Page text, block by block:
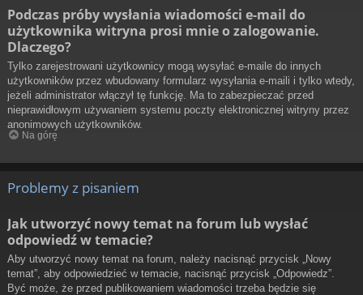
Podczas próby wysłania wiadomości e-mail do
użytkownika witryna prosi mnie o zalogowanie.
Dlaczego?
Tylko zarejestrowani użytkownicy mogą wysyłać e-maile do innych
użytkowników przez wbudowany formularz wysyłania e-maili i tylko wtedy,
jeżeli administrator włączył tę funkcję. Ma to zabezpieczać przed
nieprawidłowym używaniem systemu poczty elektronicznej witryny przez
anonimowych użytkowników.
Na górę
Problemy z pisaniem
Jak utworzyć nowy temat na forum lub wysłać
odpowiedź w temacie?
Aby utworzyć nowy temat na forum, należy nacisnąć przycisk „Nowy
temat”, aby odpowiedzieć w temacie, nacisnąć przycisk „Odpowiedz”.
Być może, że przed publikowaniem wiadomości trzeba będzie się